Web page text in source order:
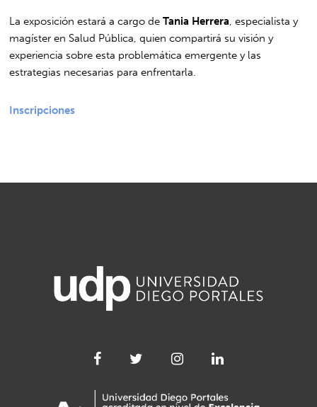
La exposición estará a cargo deTania Herrera , especialista y
magíster en Salud Pública, quien compartirá su visión y
experiencia sobre esta problemática emergente y las
estrategias necesarias para enfrentarla.
Inscripciones